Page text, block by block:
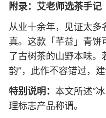
附录：艾老师选茶手记
从业十余年，见证太
真。这款「芊益」青饼
了古树茶的山野本味。
韵”，此作不容错过，
特别说明： 本文所述“
理标志产品称谓。